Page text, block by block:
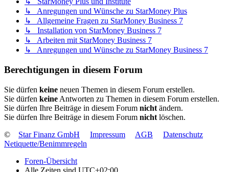
↳ Anregungen und Wünsche zu StarMoney Plus
↳ Allgemeine Fragen zu StarMoney Business 7
↳ Installation von StarMoney Business 7
↳ Arbeiten mit StarMoney Business 7
↳ Anregungen und Wünsche zu StarMoney Business 7
Berechtigungen in diesem Forum
Sie dürfen keine neuen Themen in diesem Forum erstellen.
Sie dürfen keine Antworten zu Themen in diesem Forum erstellen.
Sie dürfen Ihre Beiträge in diesem Forum nicht ändern.
Sie dürfen Ihre Beiträge in diesem Forum nicht löschen.
©
Star Finanz GmbH Impressum AGB
Datenschutz
Netiquette/Benimmregeln
Foren-Übersicht
Alle Zeiten sind UTC+02:00